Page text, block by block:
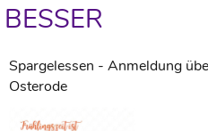
BESSER
Spargelessen - Anmeldung
Osterode